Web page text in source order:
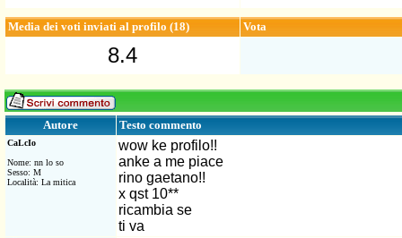
Media dei voti inviati al profilo (18) Vota
8.4
Autore Testo commento
CaLcIo
Nome: nn lo so
Sesso: M
Località: La mitica
wow ke profilo!!
anke a me piace
rino gaetano!!
x qst 10**
ricambia se
ti va